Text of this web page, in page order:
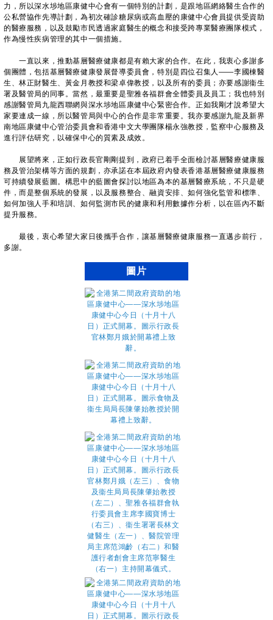
力，所以深水埗地區康健中心會有一個特別的計劃，是跟地區網絡醫生合作的
公私營協作先導計劃，為初次確診糖尿病或高血壓的康健中心會員提供受資助
的醫療服務，以及鼓勵市民透過家庭醫生的概念和接受跨專業醫療團隊模式，
作為慢性疾病管理的其中一個措施。
一直以來，推動基層醫療健康都是有賴大家的合作。在此，我衷心多謝多
個團體，包括基層醫療健康發展督導委員會，特別是四位召集人——李國棟醫
生、林正財醫生、黃金月教授和梁卓偉教授，以及所有的委員；亦要感謝衞生
署及醫管局的同事。當然，最重要是聖雅各福群會全體委員及員工；我也特別
感謝醫管局九龍西聯網與深水埗地區康健中心緊密合作。正如我剛才說希望大
家要連成一線，所以醫管局與中心的合作是非常重要。我亦要感謝九龍及新界
南地區康健中心管治委員會和香港中文大學團隊楊永強教授，監察中心服務及
進行評估研究，以確保中心的質素及成效。
展望將來，正如行政長官剛剛提到，政府已着手全面檢討基層醫療健康服
務及管治架構等方面的規劃，亦承諾在本屆政府內發表香港基層醫療健康服務
可持續發展藍圖。構思中的藍圖會探討以地區為本的基層醫療系統，不只是硬
件，而是整個系統的發展，以及服務整合、融資安排、如何強化監管和標準、
如何加強人手和培訓、如何監測市民的健康和利用數據作分析，以在區內不斷
提升服務。
最後，衷心希望大家日後攜手合作，讓基層醫療健康服務一直邁步前行，
多謝。
圖片